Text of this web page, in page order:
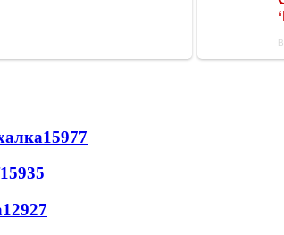
15977
15935
12927